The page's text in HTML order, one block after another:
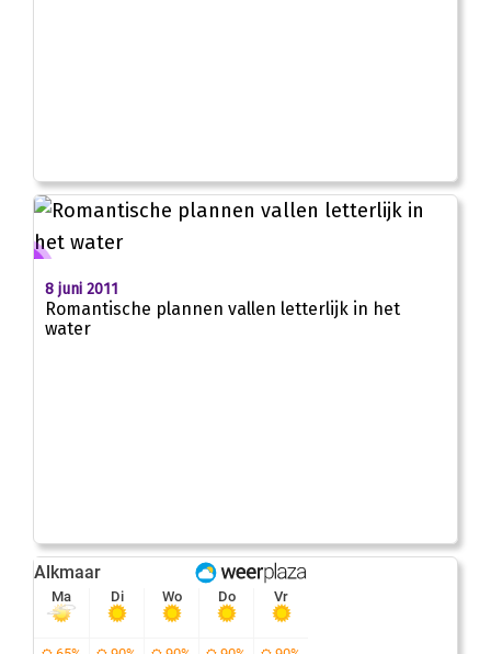
8 juni 2011
Romantische plannen vallen letterlijk in het
water